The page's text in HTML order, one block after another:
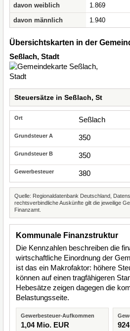
davon weiblich
1.869
davon männlich
1.940
Übersichtskarten in der
Seßlach, Stadt
Steuersätze in Seßlach, St
Seßlach
350
350
380
Quelle: Regionaldatenbank Deutschland,
rechtsverbindliche Auskünfte gilt die jeweilige
Finanzamt.
Kommunale Finanzstruktur
Die Kennzahlen beschreiben die
wirtschaftliche Einordnung der
ist das ein Makrofaktor: höhere
können auf einen tragfähigeren
Hebesätze zeigen dagegen die
Belastungsseite.
Gewerbesteuer-Aufkommen
1,04 Mio. EUR